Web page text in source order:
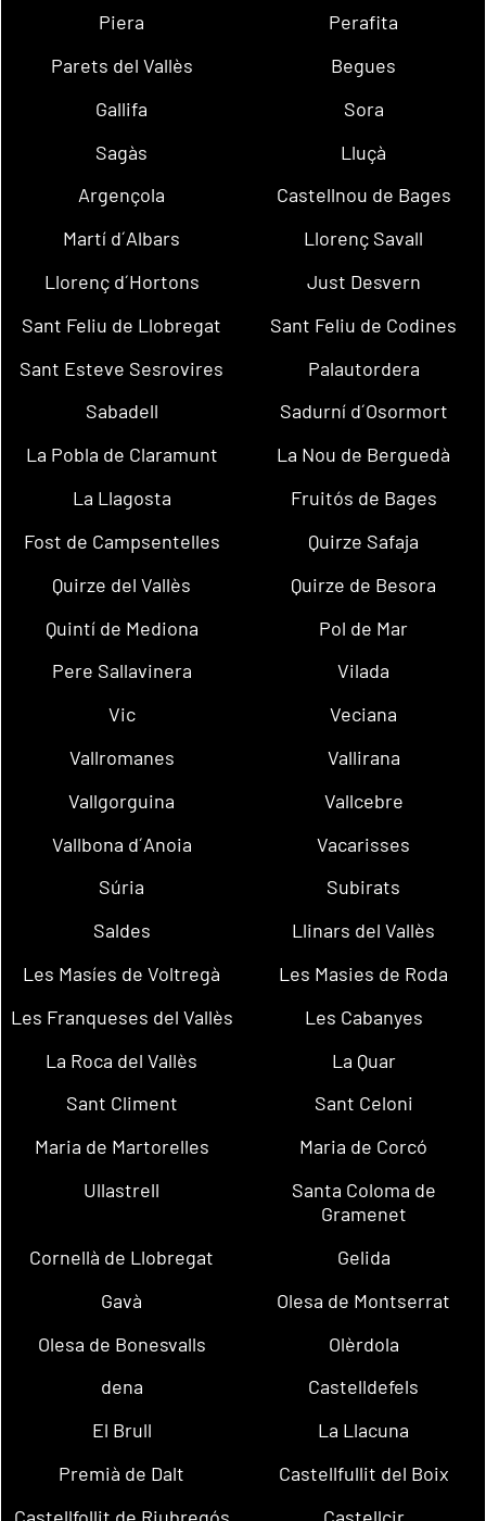
Piera
Perafita
Parets del Vallès
Begues
Gallifa
Sora
Sagàs
Lluçà
Argençola
Castellnou de Bages
Martí d´Albars
Llorenç Savall
Llorenç d´Hortons
Just Desvern
Sant Feliu de Llobregat
Sant Feliu de Codines
Sant Esteve Sesrovires
Palautordera
Sabadell
Sadurní d´Osormort
La Pobla de Claramunt
La Nou de Berguedà
La Llagosta
Fruitós de Bages
Fost de Campsentelles
Quirze Safaja
Quirze del Vallès
Quirze de Besora
Quintí de Mediona
Pol de Mar
Pere Sallavinera
Vilada
Vic
Veciana
Vallromanes
Vallirana
Vallgorguina
Vallcebre
Vallbona d´Anoia
Vacarisses
Súria
Subirats
Saldes
Llinars del Vallès
Les Masíes de Voltregà
Les Masies de Roda
Les Franqueses del Vallès
Les Cabanyes
La Roca del Vallès
La Quar
Sant Climent
Sant Celoni
Maria de Martorelles
Maria de Corcó
Ullastrell
Santa Coloma de
Gramenet
Cornellà de Llobregat
Gelida
Gavà
Olesa de Montserrat
Olesa de Bonesvalls
Olèrdola
dena
Castelldefels
El Brull
La Llacuna
Premià de Dalt
Castellfullit del Boix